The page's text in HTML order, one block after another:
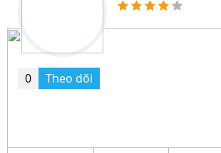
0 Theo dõi